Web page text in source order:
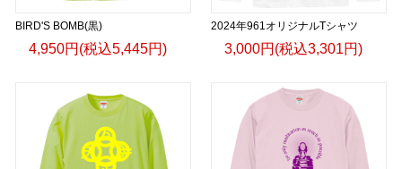
BIRD'S BOMB(黒)
4,950円(税込5,445円)
2024年961オリジナルTシャツ
3,000円(税込3,301円)